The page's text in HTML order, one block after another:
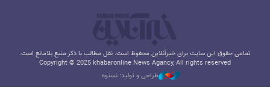
تمامی حقوق این سایت برای خبرآنلاین محفوظ است. نقل مطالب با ذکر منبع بلامانع است.
Copyright © 2025 khabaronline News Agancy, All rights reserved
طراحی و تولید: نستوه